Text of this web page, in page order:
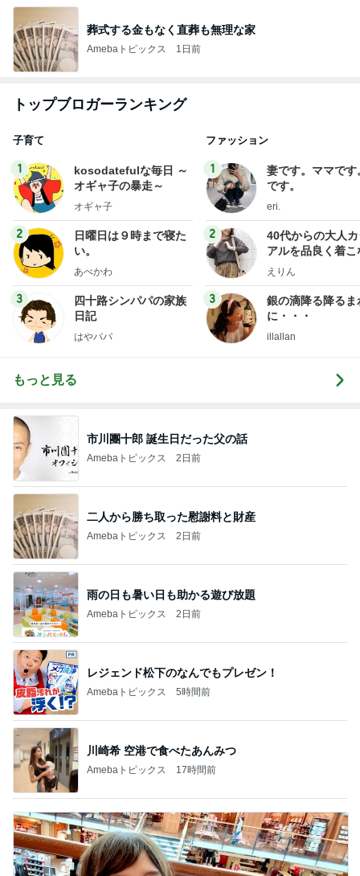
葬式する金もなく直葬も無理な家
Amebaトピックス 1日前
トップブロガーランキング
子育て
1
kosodatefulな毎日 ～
オギャ子の暴走～
オギャ子
2
日曜日は９時まで寝た
い。
あべかわ
3
四十路シンパパの家族
日記
はやパパ
ファッション
1
妻です。ママです
です。
eri.
2
40代からの大人
アルを品良く着こ
ファッションブロ
えりん
3
銀の滴降る降るま
に・・・
illallan
もっと見る
市川團十郎 誕生日だった父の話
Amebaトピックス 2日前
二人から勝ち取った慰謝料と財産
Amebaトピックス 2日前
雨の日も暑い日も助かる遊び放題
Amebaトピックス 2日前
レジェンド松下のなんでもプレゼン！
Amebaトピックス 5時間前
川崎希 空港で食べたあんみつ
Amebaトピックス 17時間前